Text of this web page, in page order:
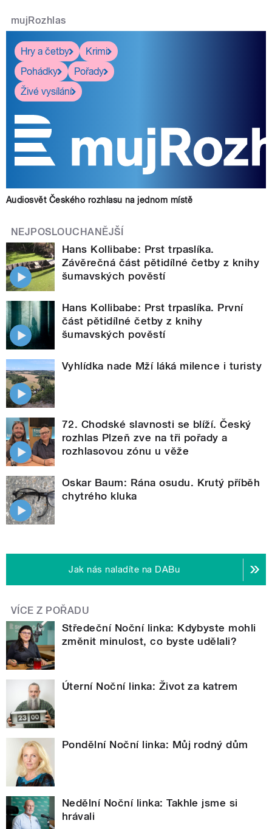
mujRozhlas
Hry a četby
Krimi
Pohádky
Pořady
Živé vysílání
Audiosvět Českého rozhlasu na jednom místě
NEJPOSLOUCHANĚJŠÍ
Hans Kollibabe: Prst trpaslíka.
Závěrečná část pětidílné četby z knihy
šumavských pověstí
Hans Kollibabe: Prst trpaslíka. První
část pětidílné četby z knihy
šumavských pověstí
Vyhlídka nade Mží láká milence i turisty
72. Chodské slavnosti se blíží. Český
rozhlas Plzeň zve na tři pořady a
rozhlasovou zónu u věže
Oskar Baum: Rána osudu. Krutý příběh
chytrého kluka
Jak nás naladíte na DABu
VÍCE Z POŘADU
Středeční Noční linka: Kdybyste mohli
změnit minulost, co byste udělali?
Úterní Noční linka: Život za katrem
Pondělní Noční linka: Můj rodný dům
Nedělní Noční linka: Takhle jsme si
hrávali